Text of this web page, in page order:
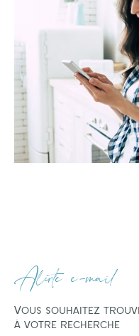
Alerte e-mail
Vous souhaitez
à votre recherche